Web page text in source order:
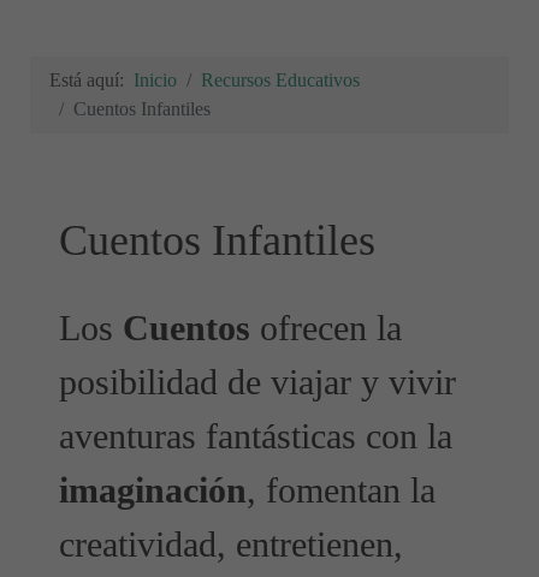
Está aquí: Inicio
Recursos Educativos
Cuentos Infantiles
Cuentos Infantiles
Los Cuentos ofrecen la
posibilidad de viajar y vivir
aventuras fantásticas con la
imaginación, fomentan la
creatividad, entretienen,